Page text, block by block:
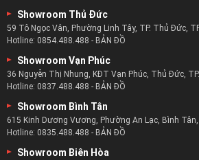
Showroom Thủ Đức
59 Tô Ngọc Vân, Phường Linh Tây, TP. Thủ Đức,
Hotline: 0854.488.488 - BẢN ĐỒ
Showroom Vạn Phúc
36 Nguyễn Thị Nhung, KĐT Vạn Phúc, Thủ Đức,
Hotline: 0837.488.488 - BẢN ĐỒ
Showroom Bình Tân
615 Kinh Dương Vương, Phường An Lạc, Bình Tân,
Hotline: 0835.488.488 - BẢN ĐỒ
Showroom Biên Hòa